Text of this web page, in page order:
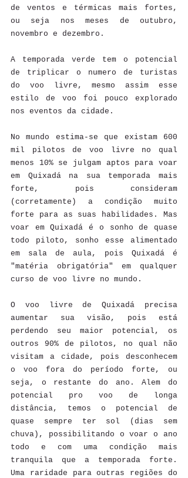
de ventos e térmicas mais fortes,
ou seja nos meses de outubro,
novembro e dezembro.
A temporada verde tem o potencial
de triplicar o numero de turistas
do voo livre, mesmo assim esse
estilo de voo foi pouco explorado
nos eventos da cidade.
No mundo estima-se que existam 600
mil pilotos de voo livre no qual
menos 10% se julgam aptos para voar
em Quixadá na sua temporada mais
forte, pois consideram
(corretamente) a condição muito
forte para as suas habilidades. Mas
voar em Quixadá é o sonho de quase
todo piloto, sonho esse alimentado
em sala de aula, pois Quixadá é
"matéria obrigatória" em qualquer
curso de voo livre no mundo.
O voo livre de Quixadá precisa
aumentar sua visão, pois está
perdendo seu maior potencial, os
outros 90% de pilotos, no qual não
visitam a cidade, pois desconhecem
o voo fora do período forte, ou
seja, o restante do ano. Alem do
potencial pro voo de longa
distância, temos o potencial de
quase sempre ter sol (dias sem
chuva), possibilitando o voar o ano
todo e com uma condição mais
tranquila que a temporada forte.
Uma raridade para outras regiões do